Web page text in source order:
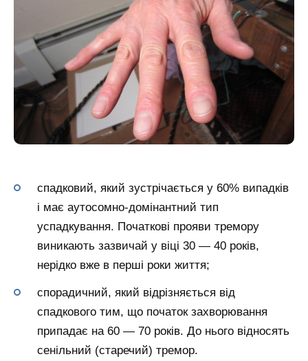
спадковий, який зустрічається у 60% випадків
і має аутосомно-домінантний тип
успадкування. Початкові прояви тремору
виникають зазвичай у віці 30 — 40 років,
нерідко вже в перші роки життя;
спорадичний, який відрізняється від
спадкового тим, що початок захворювання
припадає на 60 — 70 років. До нього відносять
сенільний (старечий) тремор.